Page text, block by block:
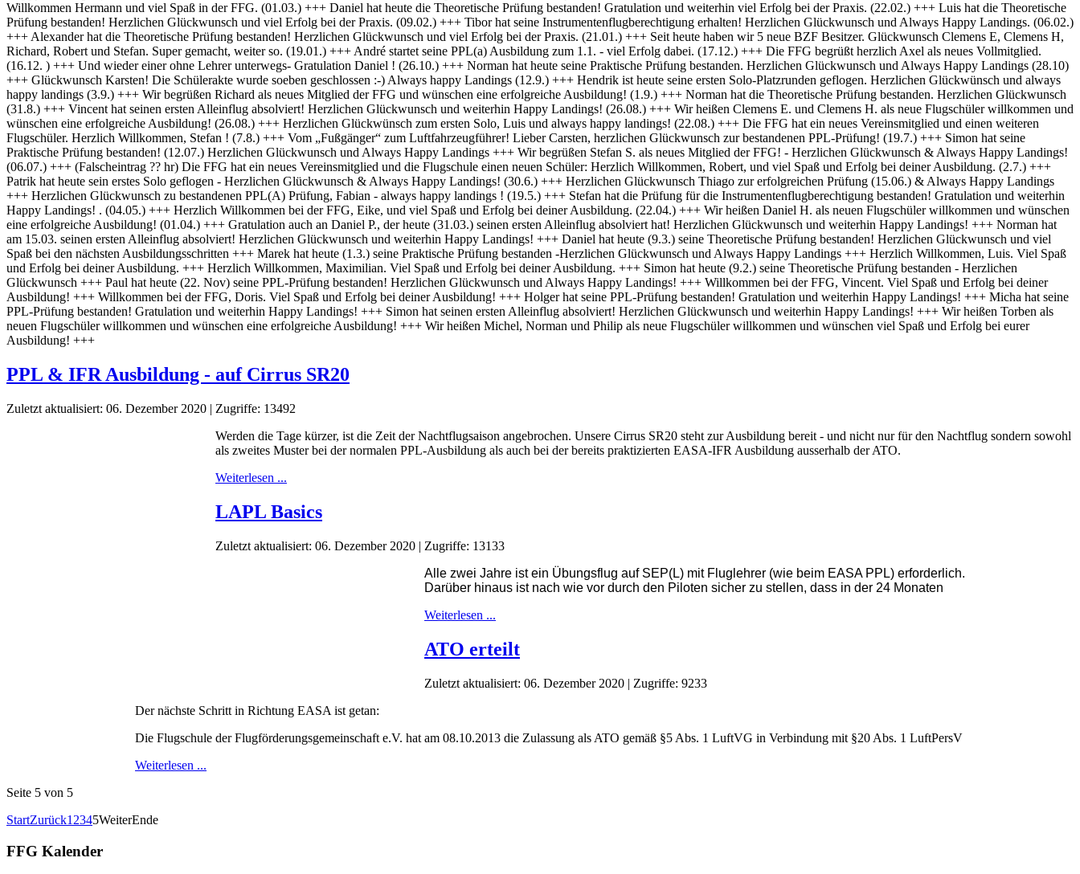
PPL & IFR Ausbildung - auf Cirrus SR20
Zuletzt aktualisiert: 06. Dezember 2020 | Zugriffe: 13492
Werden die Tage kürzer, ist die Zeit der Nachtflugsaison angebrochen. Unsere Cirrus SR20 steht zur Ausbildung bereit - und nicht nur für den Nachtflug sondern sowohl
als zweites Muster bei der normalen PPL-Ausbildung als auch bei der bereits praktizierten EASA-IFR Ausbildung ausserhalb der ATO.
Weiterlesen ...
LAPL Basics
Zuletzt aktualisiert: 06. Dezember 2020 | Zugriffe: 13133
Alle zwei Jahre ist ein Übungsflug auf SEP(L) mit Fluglehrer (wie beim EASA PPL) erforderlich.
Darüber hinaus ist nach wie vor durch den Piloten sicher zu stellen, dass in der 24 Monaten
Weiterlesen ...
ATO erteilt
Zuletzt aktualisiert: 06. Dezember 2020 | Zugriffe: 9233
Der nächste Schritt in Richtung EASA ist getan:
Die Flugschule der Flugförderungsgemeinschaft e.V. hat am 08.10.2013 die Zulassung als ATO gemäß §5 Abs. 1 LuftVG in Verbindung mit §20 Abs. 1 LuftPersV
Weiterlesen ...
Seite 5 von 5
StartZurück1 2345WeiterEnde
FFG Kalender